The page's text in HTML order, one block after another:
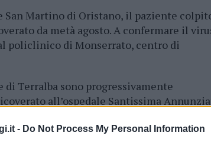
- Do Not Process My Personal Information
San Martino di Oristano, il paziente
da metà agosto. A confermare il
policlinico di Monserrato, centro di
Terralba sono progressivamente
all’ospedale Santissima
dal virus.
casi a Olbia e in Gallura.